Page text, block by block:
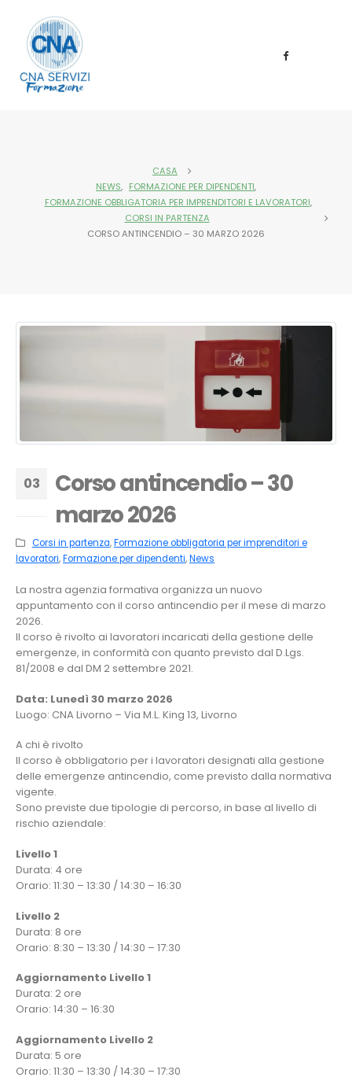
CASA
NEWS, FORMAZIONE PER DIPENDENTI,
FORMAZIONE OBBLIGATORIA PER IMPRENDITORI E LAVORATORI,
CORSI IN PARTENZA
CORSO ANTINCENDIO – 30 MARZO 2026
03
Corso antincendio – 30
marzo 2026
Corsi in partenza,Formazione obbligatoria per imprenditori e
lavoratori,Formazione per dipendenti,News
La nostra agenzia formativa organizza un nuovo
appuntamento con il corso antincendio per il mese di marzo
2026.
Il corso è rivolto ai lavoratori incaricati della gestione delle
emergenze, in conformità con quanto previsto dal D.Lgs.
81/2008 e dal DM 2 settembre 2021.
Data: Lunedì 30 marzo 2026
Luogo: CNA Livorno – Via M.L. King 13, Livorno
A chi è rivolto
Il corso è obbligatorio per i lavoratori designati alla gestione
delle emergenze antincendio, come previsto dalla normativa
vigente.
Sono previste due tipologie di percorso, in base al livello di
rischio aziendale:
Livello 1
Durata: 4 ore
Orario: 11:30 – 13:30 / 14:30 – 16:30
Livello 2
Durata: 8 ore
Orario: 8:30 – 13:30 / 14:30 – 17:30
Aggiornamento Livello 1
Durata: 2 ore
Orario: 14:30 – 16:30
Aggiornamento Livello 2
Durata: 5 ore
Orario: 11:30 – 13:30 / 14:30 – 17:30